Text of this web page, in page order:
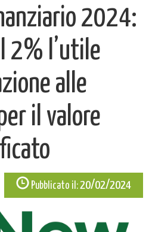
2024:
2% l’utile
alle
il valore
Pubblicato il:20/02/2024